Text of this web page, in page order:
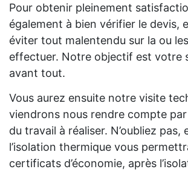
Pour obtenir pleinement
également à bien vérifier le devis,
éviter tout malentendu sur la ou
effectuer. Notre objectif est votre
avant tout.
Vous aurez ensuite notre visite
viendrons nous rendre compte
du travail à réaliser. N’oubliez pas,
l’isolation thermique vous
certificats d’économie, après